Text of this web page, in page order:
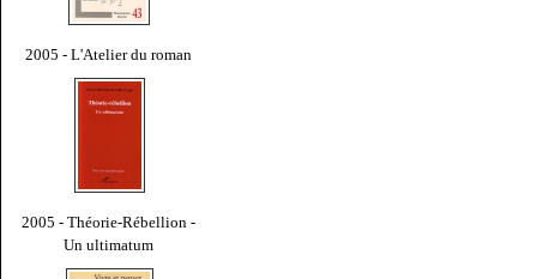
2005 - L'Atelier du roman
2005 - Théorie-Rébellion -
Un ultimatum